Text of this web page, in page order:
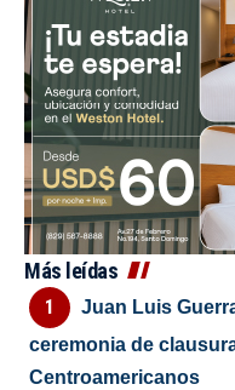
Más leídas
Juan Luis
ceremonia de
Centroamericanos